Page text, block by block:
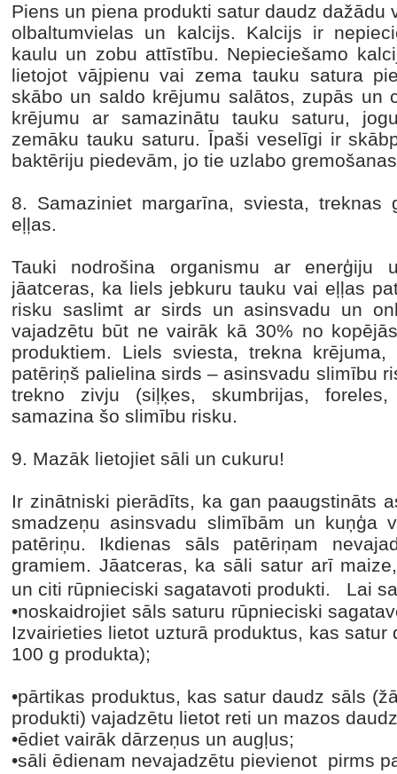
Piens un piena produkti satur daudz
olbaltumvielas un kalcijs. Kalcijs ir
kaulu un zobu attīstību. Nepieciešamo
lietojot vājpienu vai zema tauku satura
skābo un saldo krējumu salātos, zupās un
krējumu ar samazinātu tauku saturu,
zemāku tauku saturu. Īpaši veselīgi ir
baktēriju piedevām, jo tie uzlabo
8. Samaziniet margarīna, sviesta, treknas
eļļas.
Tauki nodrošina organismu ar
jāatceras, ka liels jebkuru tauku vai eļļas
risku saslimt ar sirds un asinsvadu un
vajadzētu būt ne vairāk kā 30% no
produktiem. Liels sviesta, trekna
patēriņš palielina sirds – asinsvadu slimību
trekno zivju (siļķes, skumbrijas,
samazina šo slimību risku.
9. Mazāk lietojiet sāli un cukuru!
Ir zinātniski pierādīts, ka gan paaugstināts
smadzeņu asinsvadu slimībām un kuņģa
patēriņu. Ikdienas sāls patēriņam
gramiem. Jāatceras, ka sāli satur arī
un citi rūpnieciski sagatavoti produkti. Lai
•noskaidrojiet sāls saturu rūpnieciski
Izvairieties lietot uzturā produktus, kas
100 g produkta);
•pārtikas produktus, kas satur daudz sāls
produkti) vajadzētu lietot reti un mazos
•ēdiet vairāk dārzeņus un augļus;
•sāli ēdienam nevajadzētu pievienot pirms